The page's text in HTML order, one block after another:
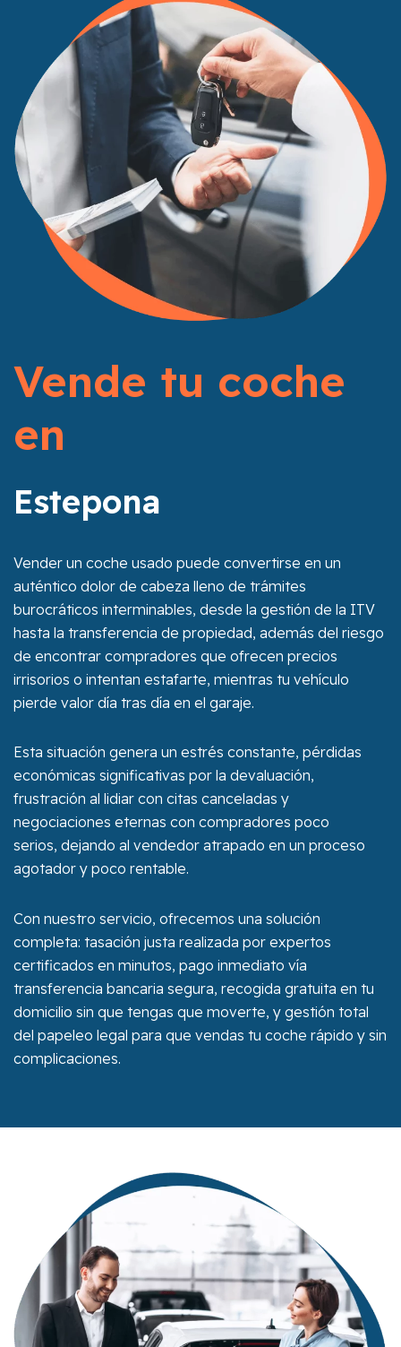
Vende tu coche
en
Estepona
Vender un coche usado puede convertirse en un
auténtico dolor de cabeza lleno de trámites
burocráticos interminables, desde la gestión de la ITV
hasta la transferencia de propiedad, además del riesgo
de encontrar compradores que ofrecen precios
irrisorios o intentan estafarte, mientras tu vehículo
pierde valor día tras día en el garaje.
Esta situación genera un estrés constante, pérdidas
económicas significativas por la devaluación,
frustración al lidiar con citas canceladas y
negociaciones eternas con compradores poco
serios, dejando al vendedor atrapado en un proceso
agotador y poco rentable.
Con nuestro servicio, ofrecemos una solución
completa: tasación justa realizada por expertos
certificados en minutos, pago inmediato vía
transferencia bancaria segura, recogida gratuita en tu
domicilio sin que tengas que moverte, y gestión total
del papeleo legal para que vendas tu coche rápido y sin
complicaciones.